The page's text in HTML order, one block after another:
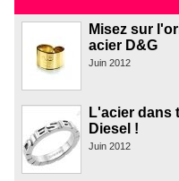
Misez sur
acier D&G
Juin 2012
L'acier dans
Diesel !
Juin 2012